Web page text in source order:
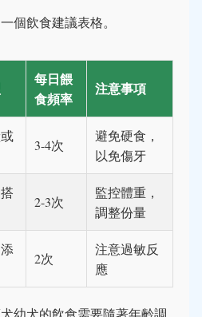
個飲食建議表格。
每日餵
食頻率
注意事項
3-4次
避免硬食，
以免傷牙
2-3次
監控體重，
調整份量
2次
注意過敏反
應
幼犬的飲食需要隨著年齡調